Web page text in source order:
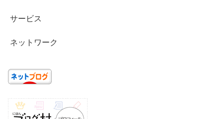
サービス
ネットワーク